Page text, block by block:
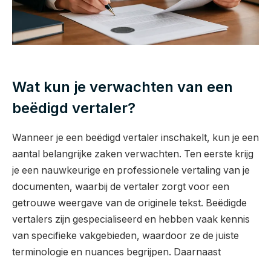
Wat kun je verwachten van een
beëdigd vertaler?
Wanneer je een beëdigd vertaler inschakelt, kun je een
aantal belangrijke zaken verwachten. Ten eerste krijg
je een nauwkeurige en professionele vertaling van je
documenten, waarbij de vertaler zorgt voor een
getrouwe weergave van de originele tekst. Beëdigde
vertalers zijn gespecialiseerd en hebben vaak kennis
van specifieke vakgebieden, waardoor ze de juiste
terminologie en nuances begrijpen. Daarnaast